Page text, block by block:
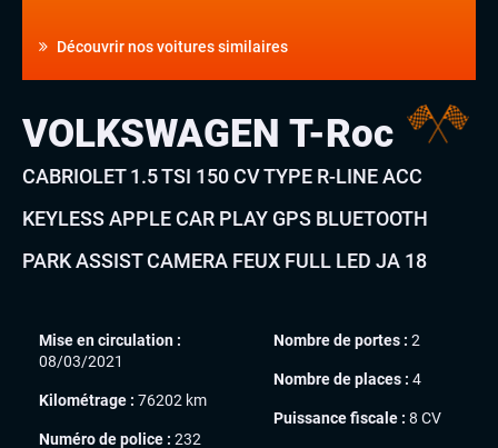
Découvrir nos voitures similaires
VOLKSWAGEN T-Roc
CABRIOLET 1.5 TSI 150 CV TYPE R-LINE ACC
KEYLESS APPLE CAR PLAY GPS BLUETOOTH
PARK ASSIST CAMERA FEUX FULL LED JA 18
Mise en circulation :
08/03/2021
Kilométrage : 76202 km
Numéro de police : 232
Nombre de portes : 2
Nombre de places : 4
Puissance fiscale : 8 CV